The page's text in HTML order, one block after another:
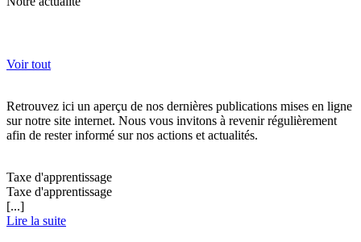
Voir tout
Retrouvez ici un aperçu de nos dernières publications mises en ligne
sur notre site internet. Nous vous invitons à revenir régulièrement
afin de rester informé sur nos actions et actualités.
Taxe d'apprentissage
Taxe d'apprentissage
[...]
Lire la suite